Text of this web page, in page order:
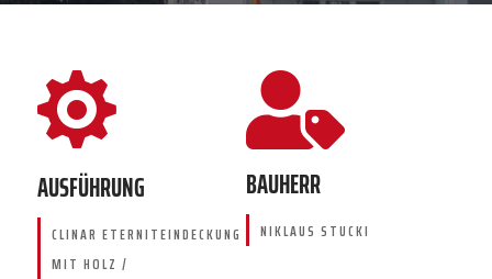

AUSFÜHRUNG
CLINAR ETERNITEINDECKUNG
MIT HOLZ /

BAUHERR
NIKLAUS STUCKI